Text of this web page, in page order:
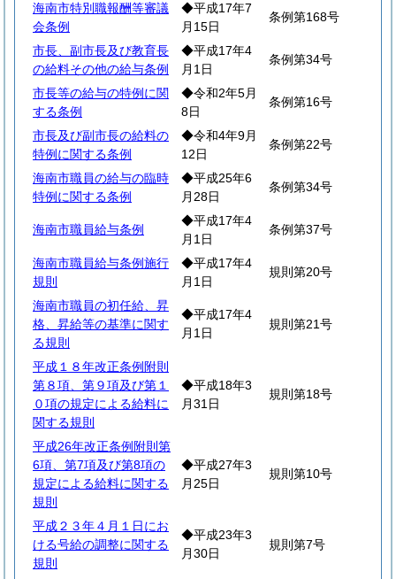
海南市特別職報酬等審議
会条例
◆平成17年7
月15日
条例第168号
市長、副市長及び教育長
の給料その他の給与条例
◆平成17年4
月1日
条例第34号
市長等の給与の特例に関
する条例
◆令和2年5月
8日
条例第16号
市長及び副市長の給料の
特例に関する条例
◆令和4年9月
12日
条例第22号
海南市職員の給与の臨時
特例に関する条例
◆平成25年6
月28日
条例第34号
海南市職員給与条例
◆平成17年4
月1日
条例第37号
海南市職員給与条例施行
規則
◆平成17年4
月1日
規則第20号
海南市職員の初任給、昇
格、昇給等の基準に関す
る規則
◆平成17年4
月1日
規則第21号
平成１８年改正条例附則
第８項、第９項及び第１
０項の規定による給料に
関する規則
◆平成18年3
月31日
規則第18号
平成26年改正条例附則第
6項、第7項及び第8項の
規定による給料に関する
規則
◆平成27年3
月25日
規則第10号
平成２３年４月１日にお
ける号給の調整に関する
規則
◆平成23年3
月30日
規則第7号